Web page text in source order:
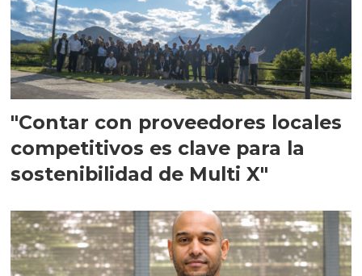
"Contar con proveedores locales
competitivos es clave para la
sostenibilidad de Multi X"